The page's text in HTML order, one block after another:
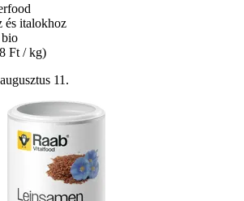
és italokhoz
bio
Ft / kg)
11.